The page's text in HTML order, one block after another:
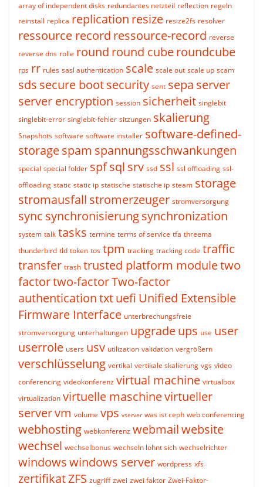
array of independent disks redundantes netzteil reflection regeln
reinstall replica replication resize resize2fs resolver
ressource record ressource-record reverse
reverse dns rolle round round cuberoundcube
rps rr rules sasl authentication scale scale out scale up scam
sds secure bootsecurity sent sepa server
server encryption session sicherheit singlebit
singlebit-error singlebit-fehler sitzungen skalierung
Snapshots software software installer software-defined-
storagespam spannungsschwankungen
special special folder spfsql srv ssd ssl ssl offloading ssl-
offloading static static ip statische statische ip steam storage
stromausfall stromerzeuger stromversorgung
sync synchronisierungsynchronization
system talk tasks termine terms of service tfa threema
thunderbird tld token tos tpm tracking tracking code traffic
transfer trash trusted platform moduletwo
factortwo-factorTwo-factor
authenticationtxtuefi Unified Extensible
Firmware Interface unterbrechungsfreie
stromversorgung unterhaltungen upgradeups use user
userrole users usv utilization validation vergrößern
verschlüsselung vertikal vertikale skalierung vgs video
conferencing videokonferenz virtual machine virtualbox
virtualization virtuelle maschinevirtueller
servervm volume vps vserver was ist ceph web conferencing
webhosting webkonferenz webmailwebsite
wechsel wechselbonus wechseln lohnt sich wechselrichter
windowswindows server wordpress xfs
zertifikatZFS zugriff zwei zwei faktor Zwei-Faktor-